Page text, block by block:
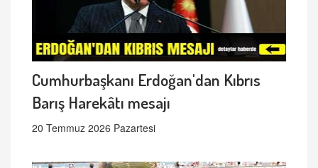
Cumhurbaşkanı Erdoğan'dan Kıbrıs
Barış Harekâtı mesajı
20 Temmuz 2026 Pazartesi